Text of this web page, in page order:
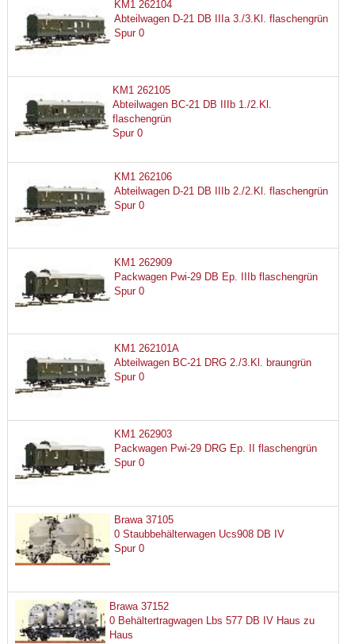
KM1 262104
Abteilwagen D-21 DB IIIa 3./3.Kl. flaschengrün
Spur 0
KM1 262105
Abteilwagen BC-21 DB IIIb 1./2.Kl.
flaschengrün
Spur 0
KM1 262106
Abteilwagen D-21 DB IIIb 2./2.Kl. flaschengrün
Spur 0
KM1 262909
Packwagen Pwi-29 DB Ep. IIIb flaschengrün
Spur 0
KM1 262101A
Abteilwagen BC-21 DRG 2./3.Kl. braungrün
Spur 0
KM1 262903
Packwagen Pwi-29 DRG Ep. II flaschengrün
Spur 0
Brawa 37105
0 Staubbehälterwagen Ucs908 DB IV
Spur 0
Brawa 37152
0 Behältertragwagen Lbs 577 DB IV Haus zu
Haus